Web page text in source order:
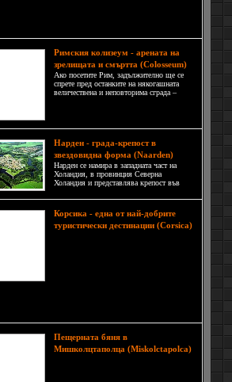
Римския колизеум - арената на
зрелищата и смъртта (Colosseum)
Ако посетите Рим, задължително ще се
спрете пред останките на някогашната
величествена и неповторима сграда –
с атлетични тела са доставяли
Нарден - градa-крепост в
звездовидна форма (Naarden)
Нарден се намира в западната част на
Холандия, в провинция Северна
Холандия и представлява крепост във
оцелели холандски бастиони и
единственото укрепление в Европа с
уникални двойни стени и ровове с вода.
Корсика - една от най-добрите
туристически дестинации (Corsica)
Пещерната бяня в
Мишколцтаполца (Miskolctapolca)